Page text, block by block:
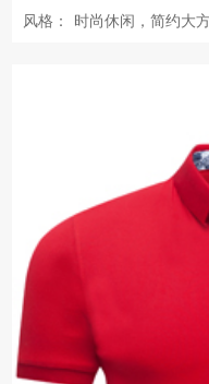
风格：
时尚休闲，简约大